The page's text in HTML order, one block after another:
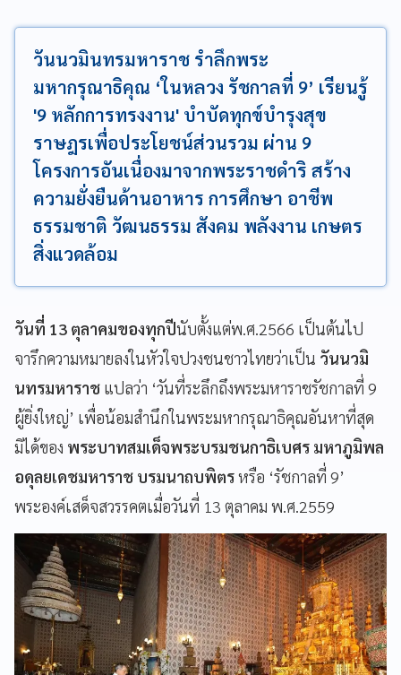
วันนวมินทรมหาราช รำลึกพระ
มหากรุณาธิคุณ ‘ในหลวง รัชกาลที่ 9’ เรียนรู้
'9 หลักการทรงงาน' บำบัดทุกข์บำรุงสุข
ราษฎรเพื่อประโยชน์ส่วนรวม ผ่าน 9
โครงการอันเนื่องมาจากพระราชดำริ สร้าง
ความยั่งยืนด้านอาหาร การศึกษา อาชีพ
ธรรมชาติ วัฒนธรรม สังคม พลังงาน เกษตร
สิ่งแวดล้อม
วันที่ 13 ตุลาคมของทุกปีนับตั้งแต่พ.ศ.2566 เป็นต้นไป
จารึกความหมายลงในหัวใจปวงชนชาวไทยว่าเป็น วันนวมิ
นทรมหาราช แปลว่า ‘วันที่ระลึกถึงพระมหาราชรัชกาลที่ 9
ผู้ยิ่งใหญ่’ เพื่อน้อมสำนึกในพระมหากรุณาธิคุณอันหาที่สุด
มิได้ของ พระบาทสมเด็จพระบรมชนกาธิเบศร มหาภูมิพล
อดุลยเดชมหาราช บรมนาถบพิตรหรือ ‘รัชกาลที่ 9’
พระองค์เสด็จสวรรคตเมื่อวันที่ 13 ตุลาคม พ.ศ.2559